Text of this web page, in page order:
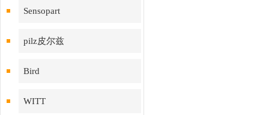
Sensopart
pilz皮尔兹
Bird
WITT